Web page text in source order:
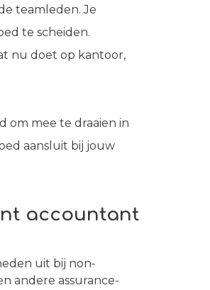
teamleden. Je
te scheiden.
nu doet op kantoor,
om mee te draaien in
aansluit bij jouw
accountant
uit bij non-
andere assurance-